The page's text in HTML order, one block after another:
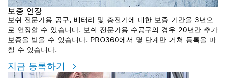
보증 연장
보쉬 전문가용 공구, 배터리 및 충전기에 대한 보증 기간을 3년으
로 연장할 수 있습니다. 보쉬 전문가용 수공구의 경우 20년간 추가
보증을 받을 수 있습니다. PRO360에서 몇 단계만 거쳐 등록을 마
칠 수 있습니다.
지금 등록하기